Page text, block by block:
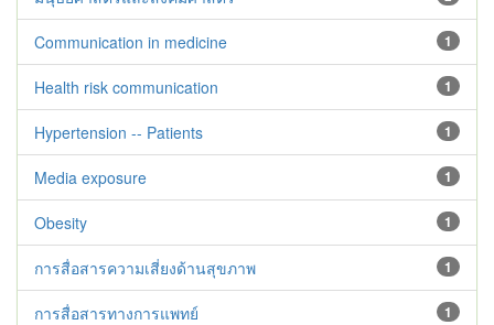
1
Communication in medicine
1
Health risk communication
1
Hypertension -- Patients
1
Media exposure
1
Obesity
1
การสื่อสารความเสี่ยงด้านสุขภาพ
1
การสื่อสารทางการแพทย์